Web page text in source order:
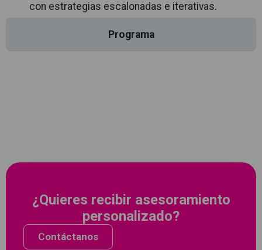
Programa
con estrategias escalonadas e iterativas.
¿Quieres recibir asesoramiento
personalizado?
Contáctanos